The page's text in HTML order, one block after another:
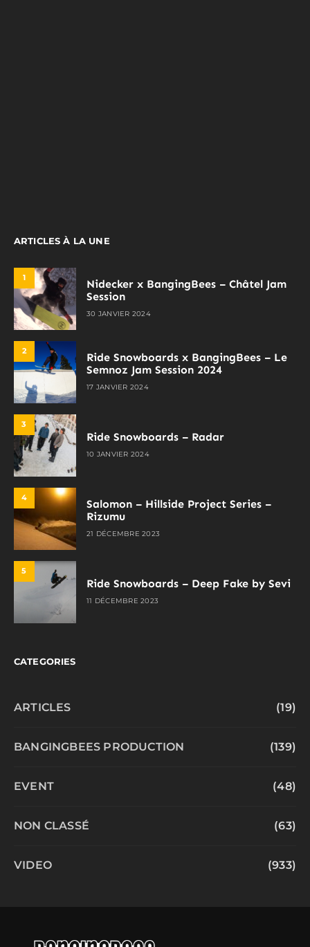
ARTICLES À LA UNE
1
Nidecker x BangingBees – Châtel Jam
Session
30 JANVIER 2024
2
Ride Snowboards x BangingBees – Le
Semnoz Jam Session 2024
17 JANVIER 2024
3
Ride Snowboards – Radar
10 JANVIER 2024
4
Salomon – Hillside Project Series –
Rizumu
21 DÉCEMBRE 2023
5
Ride Snowboards – Deep Fake by Sevi
11 DÉCEMBRE 2023
CATEGORIES
ARTICLES (19)
BANGINGBEES PRODUCTION (139)
EVENT (48)
NON CLASSÉ (63)
VIDEO (933)